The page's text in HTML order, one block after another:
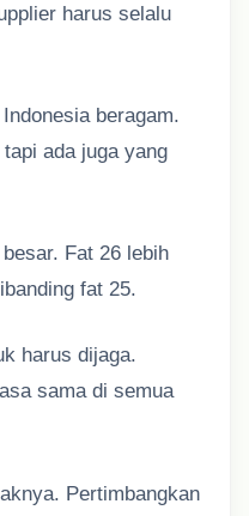
harus selalu
beragam.
ada juga yang
Fat 26 lebih
fat 25.
harus dijaga.
sama di semua
Pertimbangkan